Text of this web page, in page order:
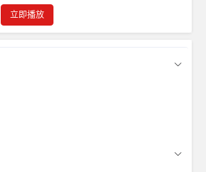
立即播放